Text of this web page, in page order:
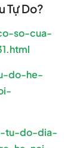
Tự Do?
so-cua-
do-he-
tu-do-dia-